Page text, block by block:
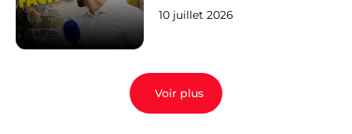
10 juillet 2026
Voir plus